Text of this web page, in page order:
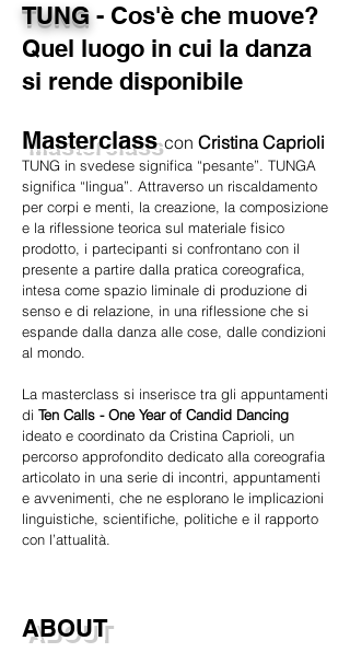
TUNG​ - Cos'è che muove?
Quel luogo in cui la danza
si rende disponibile
Masterclasscon Cristina Caprioli
TUNG in svedese significa “pesante”. TUNGA
significa “lingua”. ​Attraverso un riscaldamento
per corpi e menti, la creazione, la composizione
e la riflessione teorica sul materiale fisico
prodotto, i partecipanti si confrontano con il
presente a partire dalla pratica coreografica,
intesa come spazio liminale di produzione di
senso e di relazione, in una riflessione che si
espande dalla danza alle cose, dalle condizioni
al mondo.
La masterclass si inserisce tra gli appuntamenti
di Ten Calls -One Year of Candid Dancing
ideato e coordinato da Cristina Caprioli, un
percorso approfondito dedicato alla coreografia
articolato in una serie di incontri, appuntamenti
e avvenimenti, che ne esplorano le implicazioni
linguistiche, scientifiche, politiche e il rapporto
con l’attualità.
ABOUT